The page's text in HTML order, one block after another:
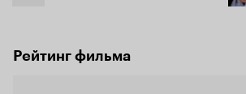
Рейтинг фильма